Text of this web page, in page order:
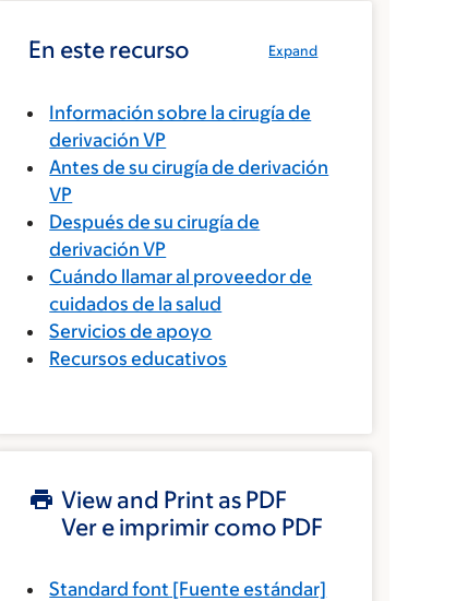
Expand
En este recurso
Información sobre la cirugía de
derivación VP
Antes de su cirugía de derivación
VP
Después de su cirugía de
derivación VP
Cuándo llamar al proveedor de
cuidados de la salud
Servicios de apoyo
Recursos educativos
View and Print as PDF
Ver e imprimir como PDF
Standard font [Fuente estándar]